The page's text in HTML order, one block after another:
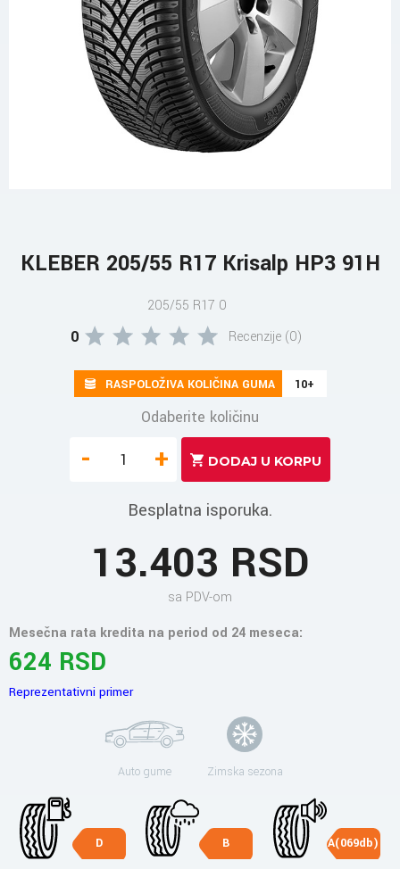
KLEBER 205/55 R17 Krisalp HP3 91H
205/55 R17 0
0 Recenzije (0)
RASPOLOŽIVA KOLIČINA GUMA 10+
Odaberite količinu
- +
Besplatna isporuka.
13.403 RSD
sa PDV-om
Mesečna rata kredita na period od 24 meseca:
624 RSD
Reprezentativni primer
Auto gume Zimska sezona
D B A(069db)